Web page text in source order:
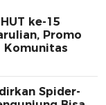
ke-15
Promo
Komunitas
Spider-